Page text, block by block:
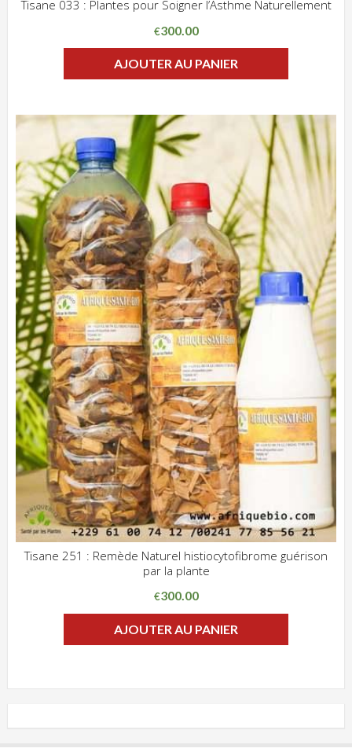
Tisane 033 : Plantes pour Soigner l’Asthme Naturellement
€300.00
AJOUTER AU PANIER
Tisane 251 : Remède Naturel histiocytofibrome guérison
par la plante
€300.00
AJOUTER AU PANIER